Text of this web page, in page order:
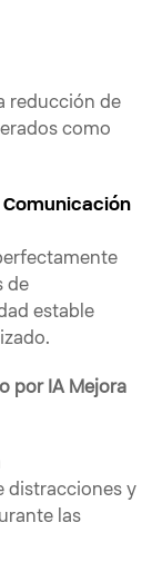
reducción de
como
de
estable
por IA Mejora
distracciones y
las